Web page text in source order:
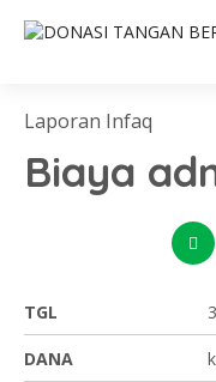
Laporan Infaq
Biaya
TGL
DANA